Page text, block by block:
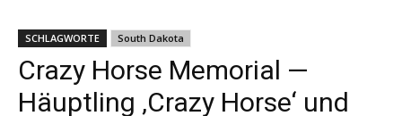
SCHLAGWORTE South Dakota
Crazy Horse Memorial —
Häuptling ‚Crazy Horse‘ und